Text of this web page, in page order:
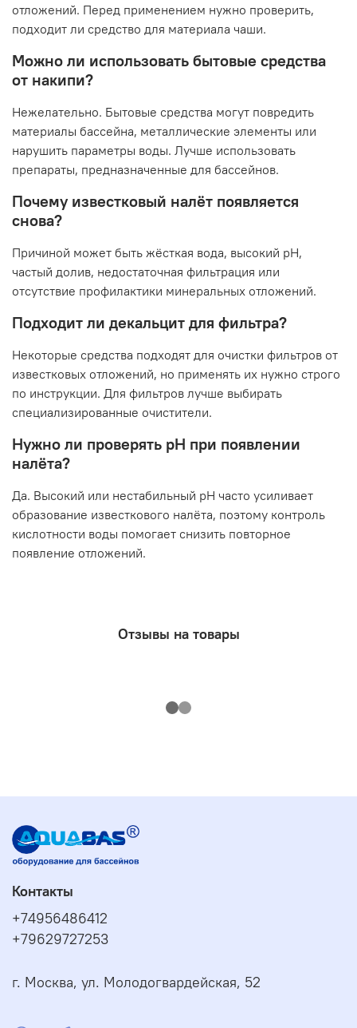
отложений. Перед применением нужно проверить,
подходит ли средство для материала чаши.
Можно ли использовать бытовые средства
от накипи?
Нежелательно. Бытовые средства могут повредить
материалы бассейна, металлические элементы или
нарушить параметры воды. Лучше использовать
препараты, предназначенные для бассейнов.
Почему известковый налёт появляется
снова?
Причиной может быть жёсткая вода, высокий pH,
частый долив, недостаточная фильтрация или
отсутствие профилактики минеральных отложений.
Подходит ли декальцит для фильтра?
Некоторые средства подходят для очистки фильтров от
известковых отложений, но применять их нужно строго
по инструкции. Для фильтров лучше выбирать
специализированные очистители.
Нужно ли проверять pH при появлении
налёта?
Да. Высокий или нестабильный pH часто усиливает
образование известкового налёта, поэтому контроль
кислотности воды помогает снизить повторное
появление отложений.
Отзывы на товары
Контакты
+74956486412
+79629727253
г. Москва, ул. Молодогвардейская, 52